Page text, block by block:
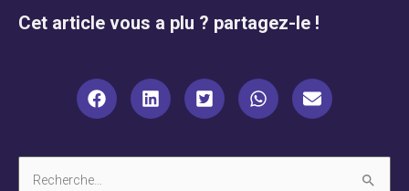
Cet article vous a plu ? partagez-le !